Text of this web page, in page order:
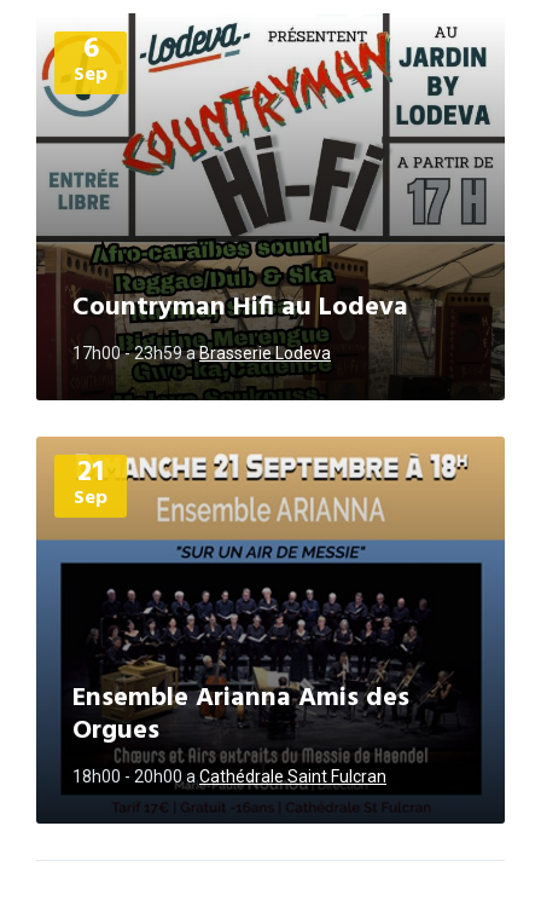
6
Sep
Countryman Hifi au Lodeva
17h00 - 23h59aBrasserie Lodeva
d'informations
21
Sep
Ensemble Arianna Amis des
Orgues
18h00 - 20h00aCathédrale Saint Fulcran
Plus
d'informations